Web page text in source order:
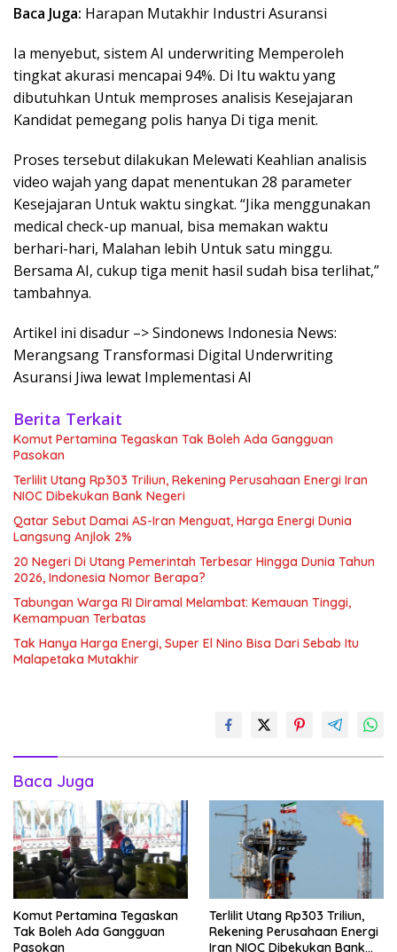
Baca Juga: Harapan Mutakhir Industri Asuransi
Ia menyebut, sistem AI underwriting Memperoleh
tingkat akurasi mencapai 94%. Di Itu waktu yang
dibutuhkan Untuk memproses analisis Kesejajaran
Kandidat pemegang polis hanya Di tiga menit.
Proses tersebut dilakukan Melewati Keahlian analisis
video wajah yang dapat menentukan 28 parameter
Kesejajaran Untuk waktu singkat. “Jika menggunakan
medical check-up manual, bisa memakan waktu
berhari-hari, Malahan lebih Untuk satu minggu.
Bersama AI, cukup tiga menit hasil sudah bisa terlihat,”
tambahnya.
Artikel ini disadur –> Sindonews Indonesia News:
Merangsang Transformasi Digital Underwriting
Asuransi Jiwa lewat Implementasi AI
Berita Terkait
Komut Pertamina Tegaskan Tak Boleh Ada Gangguan
Pasokan
Terlilit Utang Rp303 Triliun, Rekening Perusahaan Energi Iran
NIOC Dibekukan Bank Negeri
Qatar Sebut Damai AS-Iran Menguat, Harga Energi Dunia
Langsung Anjlok 2%
20 Negeri Di Utang Pemerintah Terbesar Hingga Dunia Tahun
2026, Indonesia Nomor Berapa?
Tabungan Warga RI Diramal Melambat: Kemauan Tinggi,
Kemampuan Terbatas
Tak Hanya Harga Energi, Super El Nino Bisa Dari Sebab Itu
Malapetaka Mutakhir
Baca Juga
Komut Pertamina Tegaskan
Tak Boleh Ada Gangguan
Pasokan
Terlilit Utang Rp303 Triliun,
Rekening Perusahaan Energi
Iran NIOC Dibekukan Bank